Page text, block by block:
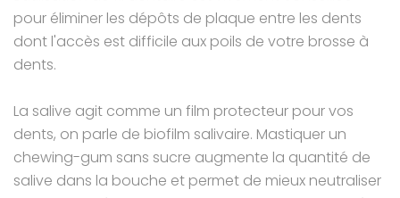
pour éliminer les dépôts de plaque entre les dents
dont l'accès est difficile aux poils de votre brosse à
dents.
La salive agit comme un film protecteur pour vos
dents, on parle de biofilm salivaire. Mastiquer un
chewing-gum sans sucre augmente la quantité de
salive dans la bouche et permet de mieux neutraliser